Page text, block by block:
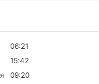
06:21
15:42
09:20